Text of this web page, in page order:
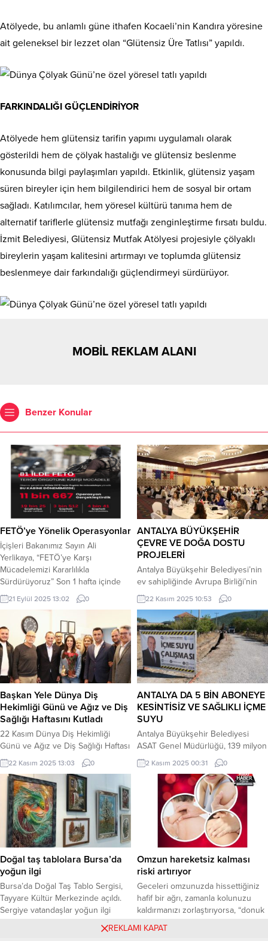
Atölyede, bu anlamlı güne ithafen Kocaeli’nin Kandıra yöresine
ait geleneksel bir lezzet olan “Glütensiz Üre Tatlısı” yapıldı.
FARKINDALIĞI GÜÇLENDİRİYOR
Atölyede hem glütensiz tarifin yapımı uygulamalı olarak
gösterildi hem de çölyak hastalığı ve glütensiz beslenme
konusunda bilgi paylaşımları yapıldı. Etkinlik, glütensiz yaşam
süren bireyler için hem bilgilendirici hem de sosyal bir ortam
sağladı. Katılımcılar, hem yöresel kültürü tanıma hem de
alternatif tariflerle glütensiz mutfağı zenginleştirme fırsatı buldu.
İzmit Belediyesi, Glütensiz Mutfak Atölyesi projesiyle çölyaklı
bireylerin yaşam kalitesini artırmayı ve toplumda glütensiz
beslenmeye dair farkındalığı güçlendirmeyi sürdürüyor.
MOBİL REKLAM ALANI
Benzer Konular
FETÖ’ye Yönelik Operasyonlar
İçişleri Bakanımız Sayın Ali
Yerlikaya, “FETÖ’ye Karşı
Mücadelemizi Kararlılıkla
Sürdürüyoruz” Son 1 hafta içinde
FETÖ’ye yönelik 39 operasyon
düzenledik. 97 şüpheli yakalandı ve
işlem yapıldı. 16’sı tutuklandı. 27’si
hakkında adli kontrol hükümleri
uygulandı. Bu kabine dönemimizde
FETÖ’ye yönelik 11 bin 667
operasyon gerçekleştirdik. Bu
operasyonlarımızda toplam; 19 bin
25 şüpheli yakalandı...
21 Eylül 2025 13:02 0
ANTALYA BÜYÜKŞEHİR
ÇEVRE VE DOĞA DOSTU
PROJELERİ
Antalya Büyükşehir Belediyesi’nin
ev sahipliğinde Avrupa Birliği’nin
desteklediği CLIMAAX Projesi
kapsamında ‘İklim Değişikliğinde
Bilimden Eyleme: Antalya’nın Aşırı
Sıcaklardan Etkilenebilirliği Çalıştayı’
düzenlendi. Avrupa Birliği’nin
desteklediği CLIMAXX çağrısı
kapsamında Antalya Büyükşehir
Belediyesi’nin yürüttüğü Antalya’da
Kentsel Isı Adası (UHI) Etkisini
Azaltma Stratejileri: Gelişmiş İklim
Dayanıklılığı için Yüksek
Çözünürlüklü Yerel Verilerin
Entegrasyonu MUHIR Projesine...
22 Kasım 2025 10:53 0
Başkan Yele Dünya Diş
Hekimliği Günü ve Ağız ve Diş
Sağlığı Haftasını Kutladı
22 Kasım Dünya Diş Hekimliği
Günü ve Ağız ve Diş Sağlığı Haftası
kapsamında, Çiftlikköy Belediye
Başkanı Adil Yele, CHP İlçe Başkanı
Savaş Kaşıkçı ve CHP ilçe teşkilatı
ile birlikte Çiftlikköy’deki diş
hekimlerini ziyaret ederek günlerini
kutladı. İlçedeki 4 diş kliniğinin
yanısıra ve 6 diş hekimi
muayenehanesini ziyaret eden
Başkan Yele,...
22 Kasım 2025 13:03 0
ANTALYA DA 5 BİN ABONEYE
KESİNTİSİZ VE SAĞLIKLI İÇME
SUYU
Antalya Büyükşehir Belediyesi
ASAT Genel Müdürlüğü, 139 milyon
500 bin TL bedelle ihale edilen
“Dağbeli-Bayatbademleri-Akkoç-
Çomaklı-Garipçe Mahalleleri ve
Çevre Mahalleleri İçme suyu Yapım
İşi” kapsamında önemli bir altyapı
yatırımına başladı. Büyükşehir
Belediyesi ASAT Genel Müdürlüğü,
merkez ve kırsal mahallelerde
sürdürdüğü içme suyu
seferberliğine kararlılıkla devam
ediyor. Kent genelinde artan nüfus
ve...
2 Kasım 2025 00:31 0
Doğal taş tablolara Bursa’da
yoğun ilgi
Bursa’da Doğal Taş Tablo Sergisi,
Tayyare Kültür Merkezinde açıldı.
Sergiye vatandaşlar yoğun ilgi
KAHRAMAN / HERKES DUYSUN
Omzun hareketsiz kalması
riski artırıyor
Geceleri omzunuzda hissettiğiniz
hafif bir ağrı, zamanla kolunuzu
kaldırmanızı zorlaştırıyorsa, “donuk
olarak “adeziv kapsülit” olarak
12 Ocak 2026 02:27
REKLAMI KAPAT